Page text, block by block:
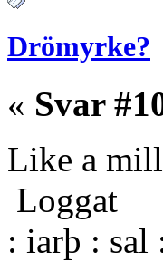
Drömyrke?
« Svar
Like a
Loggat
: iarþ :